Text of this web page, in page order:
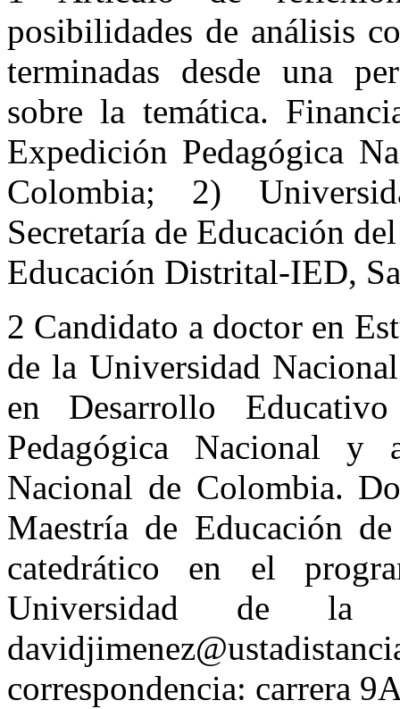
posibilidades de análisis
terminadas desde una
sobre la temática.
Expedición Pedagógica
Colombia; 2)
Secretaría de Educación
Educación Distrital-IED,
2 Candidato a doctor en
de la Universidad
en Desarrollo
Pedagógica Nacional y
Nacional de Colombia.
Maestría de Educación
catedrático en el
Universidad de la
correspondencia: carrera